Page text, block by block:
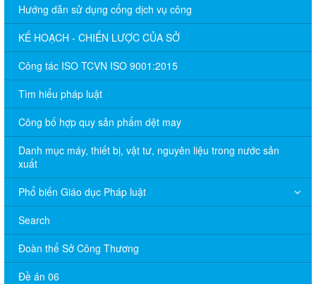
Hướng dẫn sử dụng cổng dịch vụ công
KẾ HOẠCH - CHIẾN LƯỢC CỦA SỞ
Công tác ISO TCVN ISO 9001:2015
Tìm hiểu pháp luật
Công bố hợp quy sản phẩm dệt may
Danh mục máy, thiết bị, vật tư, nguyên liệu trong nước sản
xuất
Phổ biến Giáo dục Pháp luật
Search
Đoàn thể Sở Công Thương
Đề án 06